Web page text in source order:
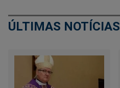
ÚLTIMAS NOTÍCIAS